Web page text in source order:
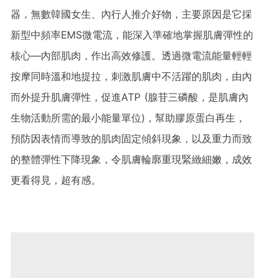
器，無數韓國女生、內行人推介好物，主要原因是它採
新型中頻率EMS微電流，能深入準確地掌握肌膚彈性的
核心—內部肌肉，作出高效修護。透過微電流能量輕輕
按摩同時溫和地提拉，刺激肌膚中不活躍的肌肉，由內
而外提升肌膚彈性，促進ATP (腺苷三磷酸，是肌膚內
生物活動所需的最小能量單位)，幫助膠原蛋白再生，
預防因表情而導致的肌肉固定傾斜現象，以及重力而致
的整體彈性下降現象，令肌膚輪廓重現緊緻細嫩，成效
更看得見，超有感。